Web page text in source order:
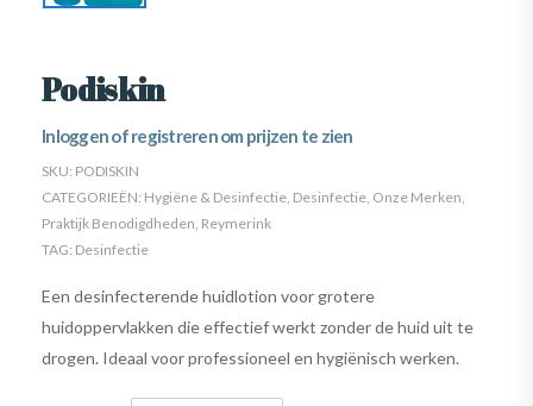
Podiskin
Inloggen of registreren om prijzen te zien
SKU: PODISKIN
CATEGORIEËN: Hygiëne & Desinfectie Desinfectie Onze Merken
Praktijk Benodigdheden Reymerink
TAG: Desinfectie
Een desinfecterende huidlotion voor grotere
huidoppervlakken die effectief werkt zonder de huid uit te
drogen. Ideaal voor professioneel en hygiënisch werken.